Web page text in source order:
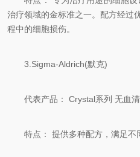
治疗领域的金标准之一。配方经过
程中的细胞损伤。
3.Sigma-Aldrich(默克)
代表产品： Crystal系列 无血清
特点： 提供多种配方，满足不